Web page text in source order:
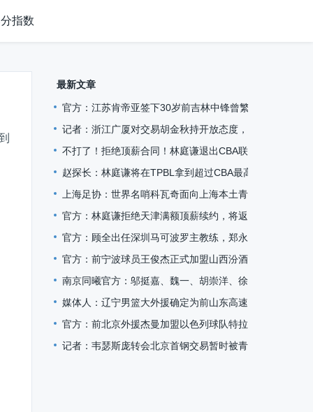
指数
最新文章
官方：江苏肯帝亚签下30岁前吉林中锋曾繁日
记者：浙江广厦对交易胡金秋持开放态度，但目前尚无定
不打了！拒绝顶薪合同！林庭谦退出CBA联赛
赵探长：林庭谦将在TPBL拿到超过CBA最高顶薪的巨额
上海足协：世界名哨科瓦奇面向上海本土青年裁判开展讲
官方：林庭谦拒绝天津满额顶薪续约，将返回中国台湾地
官方：顾全出任深圳马可波罗主教练，郑永刚升任球队总
官方：前宁波球员王俊杰正式加盟山西汾酒
南京同曦官方：邬挺嘉、魏一、胡崇洋、徐远征等6人离队
媒体人：辽宁男篮大外援确定为前山东高速外援克里斯
官方：前北京外援杰曼加盟以色列球队特拉维夫夏普尔
记者：韦瑟斯庞转会北京首钢交易暂时被青岛方面叫停